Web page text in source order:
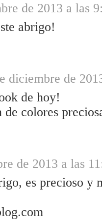
de 2013 a las
abrigo!
diciembre de
de hoy!
colores
de 2013 a las
es precioso y